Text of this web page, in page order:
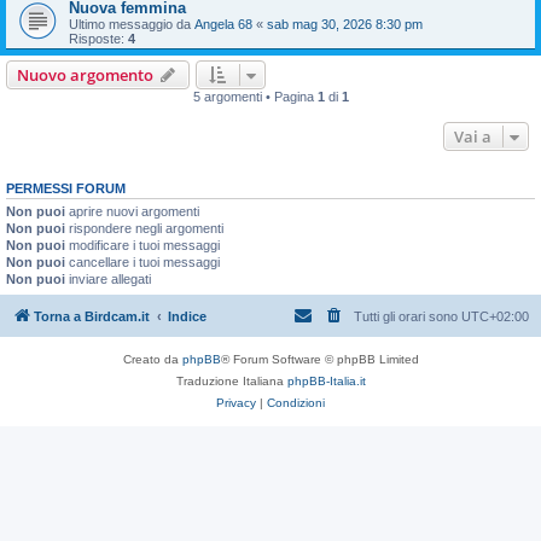
Nuova femmina
Ultimo messaggio da Angela 68 « sab mag 30, 2026 8:30 pm
Risposte: 4
Nuovo argomento
5 argomenti • Pagina 1 di 1
Vai a
PERMESSI FORUM
Non puoi aprire nuovi argomenti
Non puoi rispondere negli argomenti
Non puoi modificare i tuoi messaggi
Non puoi cancellare i tuoi messaggi
Non puoi inviare allegati
Torna a Birdcam.it Indice Tutti gli orari sono UTC+02:00
Creato da phpBB® Forum Software © phpBB Limited
Traduzione Italiana phpBB-Italia.it
Privacy | Condizioni